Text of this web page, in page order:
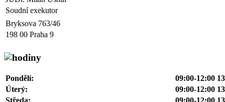
Soudní exekutor
Bryksova 763/46
198 00 Praha 9
Pondělí:
09:00-12:00
Úterý:
09:00-12:00